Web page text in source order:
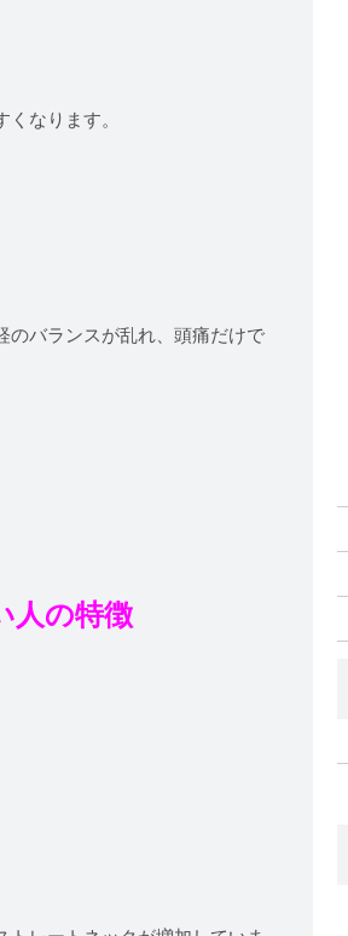
なります。
のバランスが乱れ、頭痛だけで
人の特徴